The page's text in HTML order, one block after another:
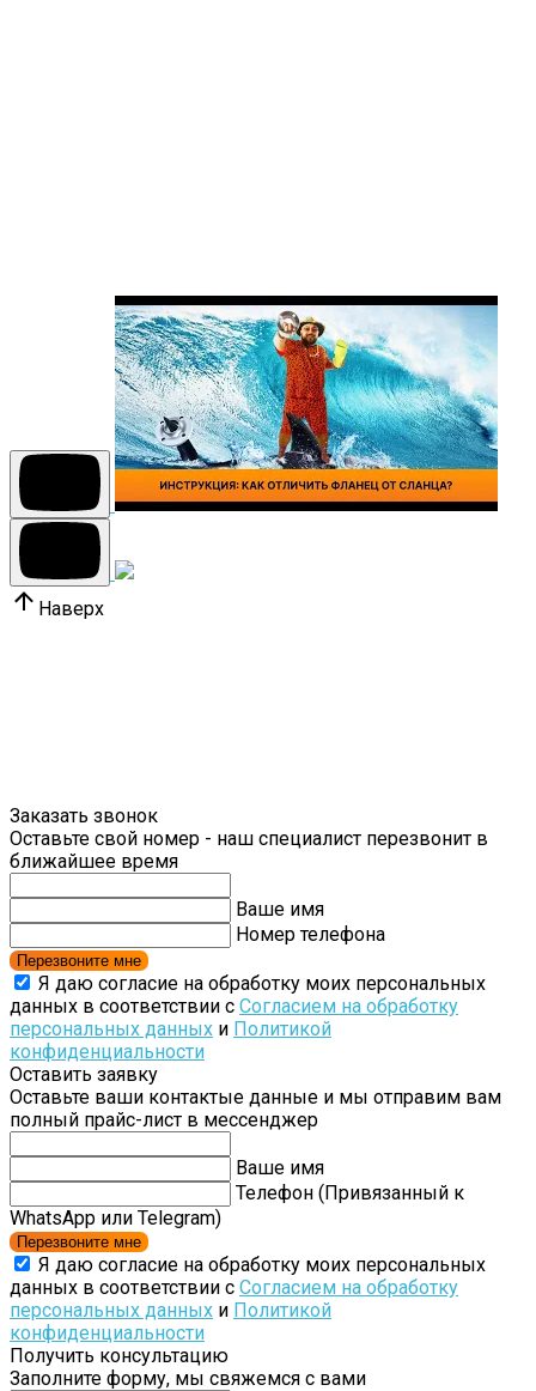
Наверх
Заказать звонок
Оставьте свой номер - наш специалист перезвонит в
ближайшее время
Ваше имя
Номер телефона
Перезвоните мне
Я даю согласие на обработку моих персональных
данных в соответствии с Согласием на обработку
персональных данных и Политикой
конфиденциальности
Оставить заявку
Оставьте ваши контактые данные и мы отправим вам
полный прайс-лист в мессенджер
Ваше имя
Телефон (Привязанный к
WhatsApp или Telegram)
Перезвоните мне
Я даю согласие на обработку моих персональных
данных в соответствии с Согласием на обработку
персональных данных и Политикой
конфиденциальности
Получить консультацию
Заполните форму, мы свяжемся с вами